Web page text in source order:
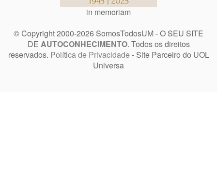
in memoriam
© Copyright 2000-2026 SomosTodosUM - O SEU SITE
DE AUTOCONHECIMENTO. Todos os direitos
reservados. Política de Privacidade - Site Parceiro do UOL
Universa